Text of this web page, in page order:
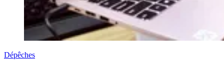
Dépêches